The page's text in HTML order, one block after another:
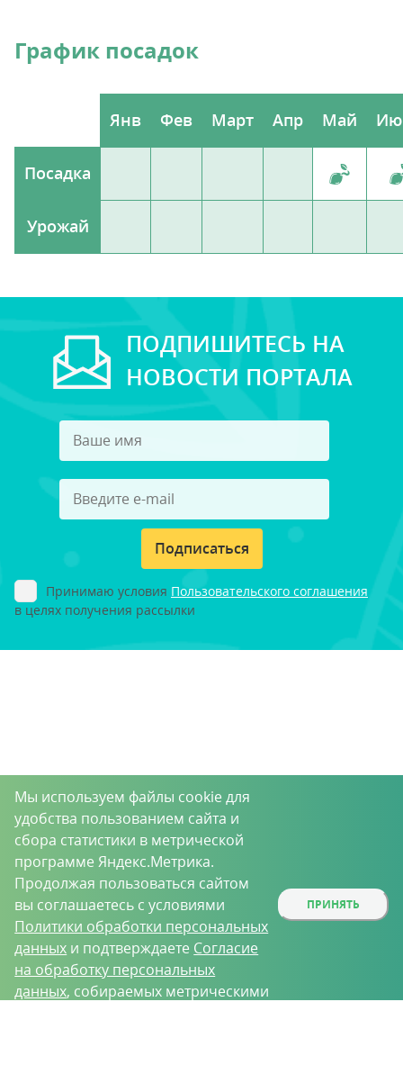
График посадок
Янв Фев Март Апр Май
Посадка
Урожай
ПОДПИШИТЕСЬ НА
НОВОСТИ ПОРТАЛА
Подписаться
Принимаю условия Пользовательского соглашения
в целях получения рассылки
Мы используем файлы cookie для
удобства пользованием сайта и
сбора статистики в метрической
программе Яндекс.Метрика.
Продолжая пользоваться сайтом
вы соглашаетесь с условиями
Политики обработки персональных
данных и подтверждаете Согласие
на обработку персональных
данных, собираемых метрическими
ПРИНЯТЬ